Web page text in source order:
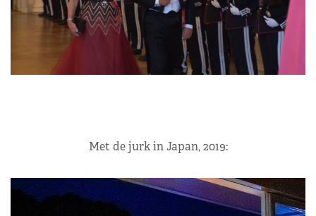
Met de jurk in Japan, 2019: